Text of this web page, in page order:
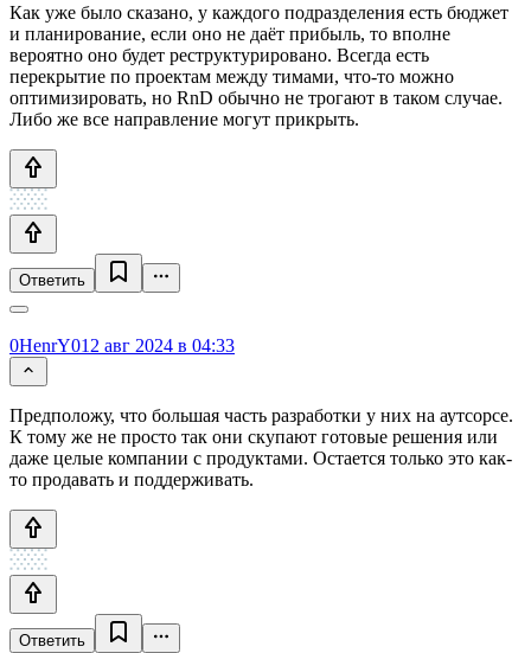
Как уже было сказано, у каждого подразделения есть бюджет
и планирование, если оно не даёт прибыль, то вполне
вероятно оно будет реструктурировано. Всегда есть
перекрытие по проектам между тимами, что-то можно
оптимизировать, но RnD обычно не трогают в таком случае.
Либо же все направление могут прикрыть.
Ответить
0HenrY012 авг 2024 в 04:33
Предположу, что большая часть разработки у них на аутсорсе.
К тому же не просто так они скупают готовые решения или
даже целые компании с продуктами. Остается только это как-
то продавать и поддерживать.
Ответить